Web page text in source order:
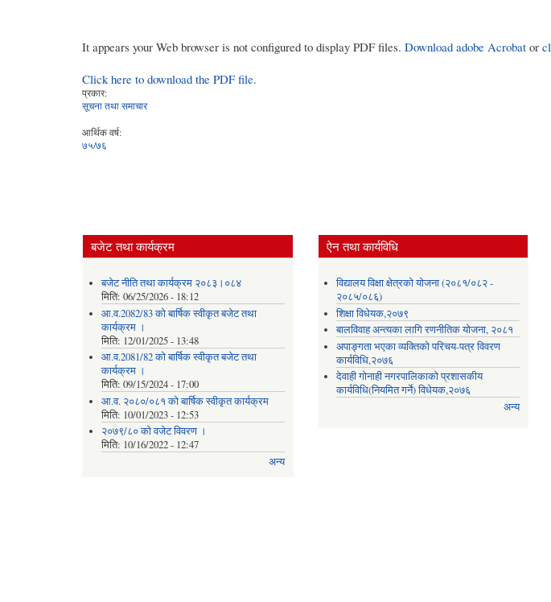
It appears your Web browser is not configured to display PDF files. Download adobe Acrobat or
Click here to download the PDF file.
प्रकार:
सूचना तथा समाचार
आर्थिक वर्ष:
७५/७६
बजेट तथा कार्यक्रम
बजेट नीति तथा कार्यक्रम २०८३।०८४
मिति: 06/25/2026 - 18:12
आ.व.2082/83 को बार्षिक स्वीकृत बजेट तथा
कार्यक्रम ।
मिति: 12/01/2025 - 13:48
आ.व.2081/82 को बार्षिक स्वीकृत बजेट तथा
कार्यक्रम ।
मिति: 09/15/2024 - 17:00
आ.व. २०८०/०८१ को बार्षिक स्वीकृत कार्यक्रम
मिति: 10/01/2023 - 12:53
२०७९/८० को वजेट विवरण ।
मिति: 10/16/2022 - 12:47
अन्य
ऐन तथा कार्यविधि
विद्यालय विक्षा क्षेत्रको योजना (२०८१/०८२ -
२०८५/०८६)
शिक्षा विधेयक,२०७९
बालविवाह अन्त्यका लागि रणनीतिक योजना, २०८१
अपाङ्गता भएका व्यक्तिको परिचय-पत्र विवरण
कार्यविधि,२०७६
देवाही गोनाही नगरपालिकाको प्रशासकीय
कार्यविधि(नियमित गर्ने) विधेयक,२०७६
अन्य